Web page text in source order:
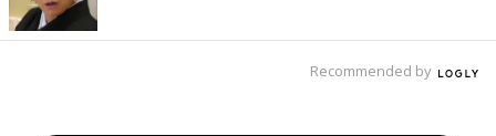
Recommended by